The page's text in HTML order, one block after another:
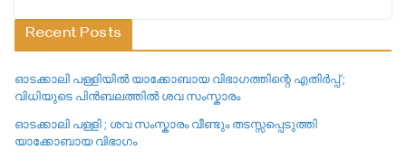
Recent Posts
ഓടക്കാലി പള്ളിയിൽ യാക്കോബായ വിഭാഗത്തിന്റെ എതിർപ്പ് ;
വിധിയുടെ പിൻബലത്തിൽ ശവ സംസ്കാരം
ഓടക്കാലി പള്ളി ; ശവ സംസ്കാരം വീണ്ടും തടസ്സപ്പെടുത്തി
യാക്കോബായ വിഭാഗം